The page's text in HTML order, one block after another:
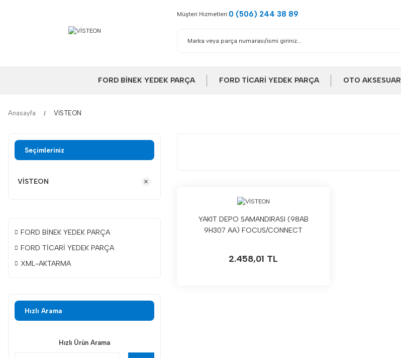
Müşteri Hizmetleri:0 (506) 244 38 89
FORD BİNEK YEDEK PARÇA FORD TİCARİ YEDEK PARÇA OTO AKSESUAR
Anasayfa VİSTEON
Seçimleriniz
VİSTEON
FORD BİNEK YEDEK PARÇA
FORD TİCARİ YEDEK PARÇA
XML-AKTARMA
Hızlı Arama
Hızlı Ürün Arama
YAKIT DEPO SAMANDIRASI (98AB
9H307 AA) FOCUS/CONNECT
2.458,01 TL